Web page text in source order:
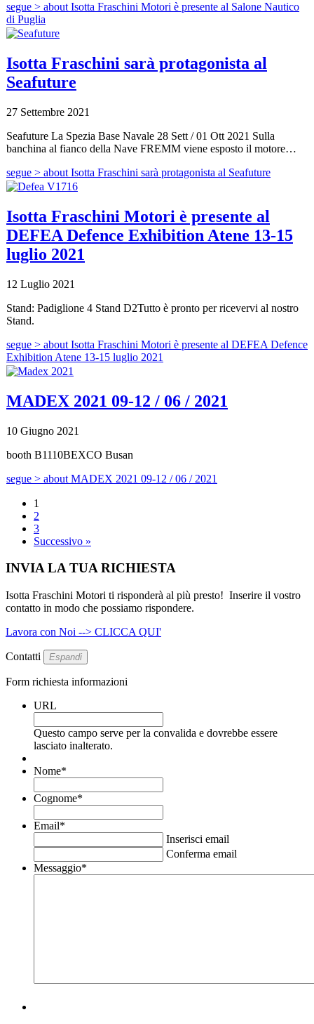
segue > about Isotta Fraschini Motori è presente al Salone Nautico
di Puglia
Isotta Fraschini sarà protagonista al
Seafuture
27 Settembre 2021
Seafuture La Spezia Base Navale 28 Sett / 01 Ott 2021 Sulla
banchina al fianco della Nave FREMM viene esposto il motore…
segue > about Isotta Fraschini sarà protagonista al Seafuture
Isotta Fraschini Motori è presente al
DEFEA Defence Exhibition Atene 13-15
luglio 2021
12 Luglio 2021
Stand: Padiglione 4 Stand D2Tutto è pronto per ricevervi al nostro
Stand.
segue > about Isotta Fraschini Motori è presente al DEFEA Defence
Exhibition Atene 13-15 luglio 2021
MADEX 2021 09-12 / 06 / 2021
10 Giugno 2021
booth B1110BEXCO Busan
segue > about MADEX 2021 09-12 / 06 / 2021
1
2
3
Successivo »
INVIA LA TUA RICHIESTA
Isotta Fraschini Motori ti risponderà al più presto! Inserire il vostro
contatto in modo che possiamo rispondere.
Lavora con Noi --> CLICCA QUI'
Contatti Espandi
Form richiesta informazioni
URL
Questo campo serve per la convalida e dovrebbe essere
lasciato inalterato.
Nome*
Cognome*
Email*
Inserisci email
Conferma email
Messaggio*